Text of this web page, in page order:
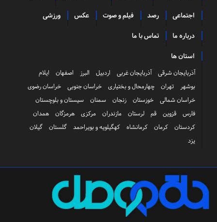
اجتماعی رصد فیلم و صوت عکس ورزشی
درباره ما تماس با ما
استان ها
آذربایجان شرقی آذربایجان غربی اردبیل البرز اصفهان
ایلام
بوشهر
تهران چهارمحال و بختیاری خراسان جنوبی
خراسان رضوی
خراسان شمالی
خوزستان زنجان سمنان
سیستان و بلوچستان
فارس
قزوین قم لرستان مازندران مرکزی هرمزگان
همدان
کردستان
کرمان کرمانشاه کهگیلویه و بویراحمد گلستان
گیلان
یزد